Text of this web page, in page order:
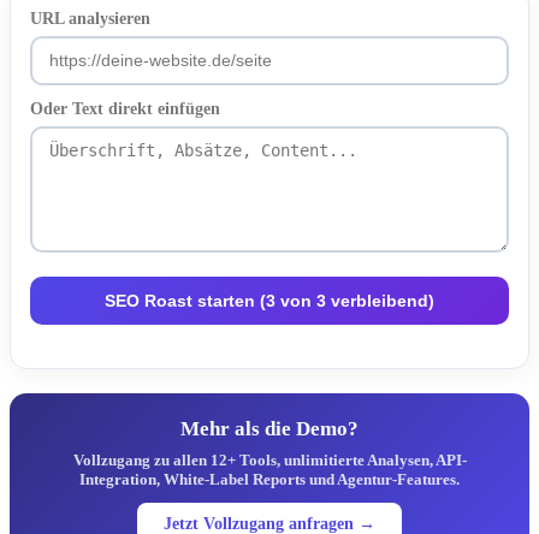
URL analysieren
Oder Text direkt einfügen
SEO Roast starten (3 von 3 verbleibend)
Mehr als die Demo?
Vollzugang zu allen 12+ Tools, unlimitierte Analysen, API-
Integration, White-Label Reports und Agentur-Features.
Jetzt Vollzugang anfragen →